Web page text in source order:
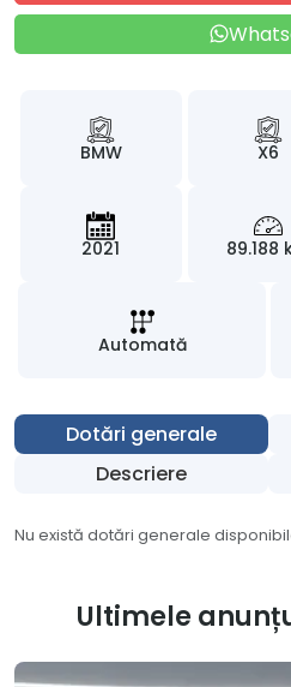
BMW X6
2021 89.188
Automată
Dotări generale
Descriere
Nu există dotări generale
Ultimele